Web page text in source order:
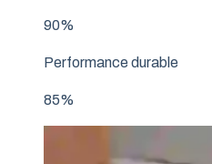
90%
Performance durable
85%